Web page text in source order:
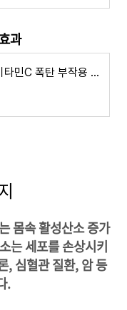
과
카무카무 분말 효능, 비타민C 폭탄 부작용 암예방 영양성분 먹는 방법
몸속 활성산소 증가
는 세포를 손상시키
, 심혈관 질환, 암 등
.